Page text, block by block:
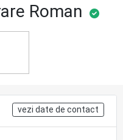
Roman
vezi date de contact